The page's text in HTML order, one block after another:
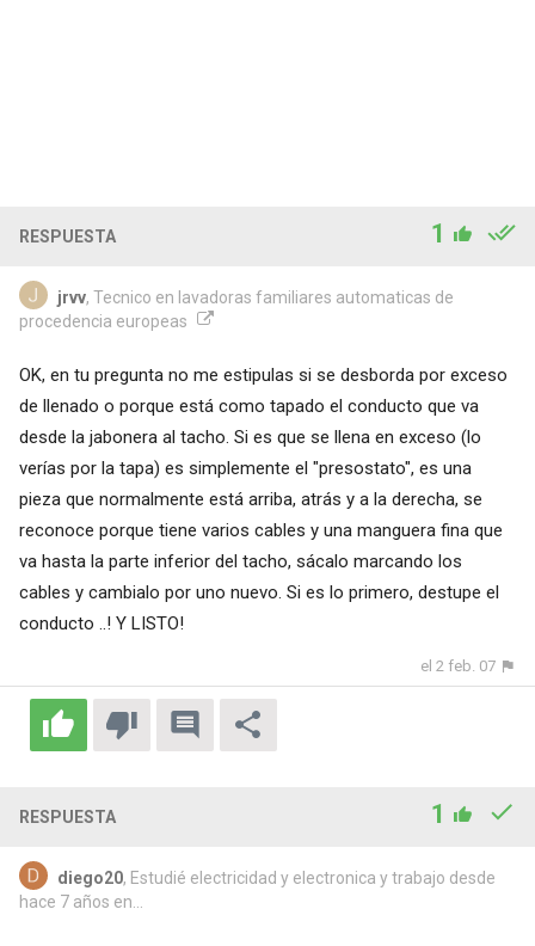
RESPUESTA 1
jrvv, Tecnico en lavadoras familiares automaticas de
procedencia europeas
OK, en tu pregunta no me estipulas si se desborda por exceso
de llenado o porque está como tapado el conducto que va
desde la jabonera al tacho. Si es que se llena en exceso (lo
verías por la tapa) es simplemente el "presostato", es una
pieza que normalmente está arriba, atrás y a la derecha, se
reconoce porque tiene varios cables y una manguera fina que
va hasta la parte inferior del tacho, sácalo marcando los
cables y cambialo por uno nuevo. Si es lo primero, destupe el
conducto ..! Y LISTO!
el 2 feb. 07
RESPUESTA 1
diego20, Estudié electricidad y electronica y trabajo desde
hace 7 años en...